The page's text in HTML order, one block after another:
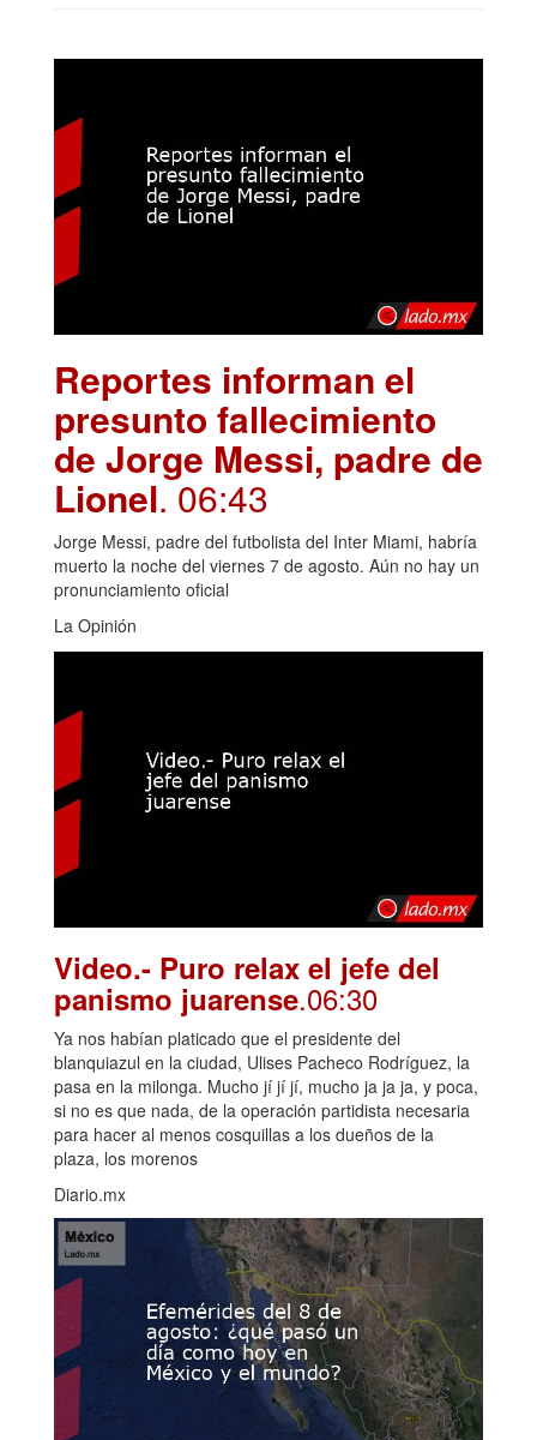
Reportes informan el
presunto fallecimiento
de Jorge Messi, padre de
Lionel. 06:43
Jorge Messi, padre del futbolista del Inter Miami, habría
muerto la noche del viernes 7 de agosto. Aún no hay un
pronunciamiento oficial
La Opinión
Video.- Puro relax el jefe del
panismo juarense.06:30
Ya nos habían platicado que el presidente del
blanquiazul en la ciudad, Ulises Pacheco Rodríguez, la
pasa en la milonga. Mucho jí jí jí, mucho ja ja ja, y poca,
si no es que nada, de la operación partidista necesaria
para hacer al menos cosquillas a los dueños de la
plaza, los morenos
Diario.mx